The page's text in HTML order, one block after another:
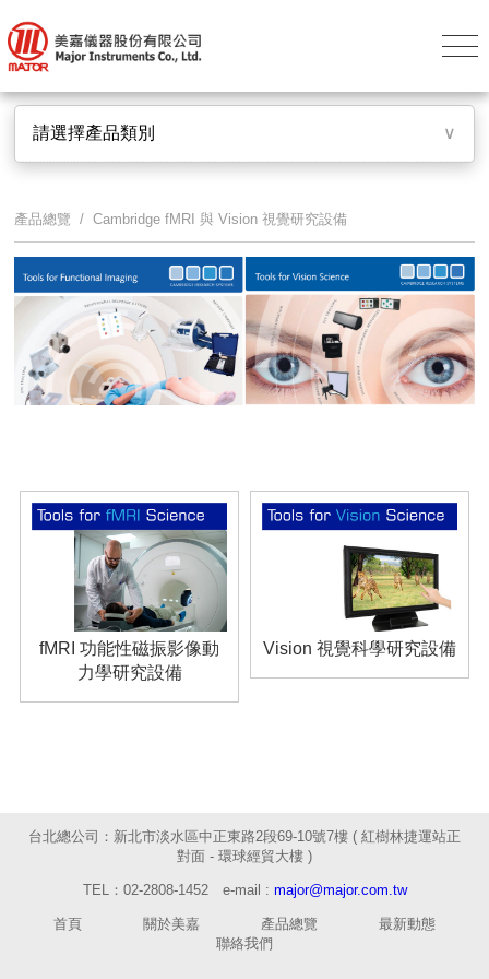
請選擇產品類別 ∨
產品總覽 / Cambridge fMRI 與 Vision 視覺研究設備
fMRI 功能性磁振影像動
力學研究設備
Vision 視覺科學研究設備
台北總公司：新北市淡水區中正東路2段69-10號7樓 ( 紅樹林捷運站正
對面 - 環球經貿大樓 )
TEL：02-2808-1452 e-mail : major@major.com.tw
首頁 關於美嘉 產品總覽
最新動態
聯絡我們